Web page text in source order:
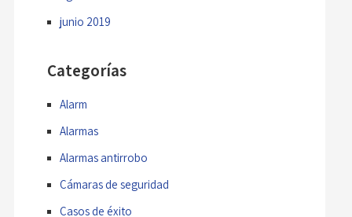
junio 2019
Categorías
Alarm
Alarmas
Alarmas antirrobo
Cámaras de seguridad
Casos de éxito